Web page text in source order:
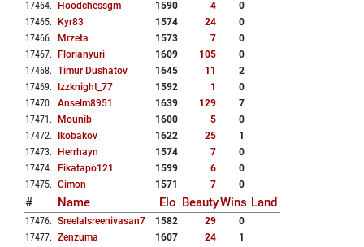
17464. Hoodchessgm 1590 4
0
17465. Kyr83 1574 24
0
17466. Mrzeta 1573 7
0
17467. Florianyuri 1609 105
0
17468. Timur Dushatov 1645 11
2
17469. Izzknight_77 1592 1
0
17470. Anselm8951 1639 129
7
17471 . Mounib 1600 5
0
17472. Ikobakov 1622 25
1
17473. Herrhayn 1574 7
0
17474. Fikatapo121 1599 6
0
17475. Cimon 1571 7 0
# Name Elo BeautyWins Land
17476. Sreelalsreenivasan7 1582 29
0
17477. Zenzuma 1607 24
1